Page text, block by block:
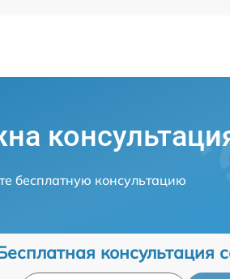
бесплатную консультацию
консультация